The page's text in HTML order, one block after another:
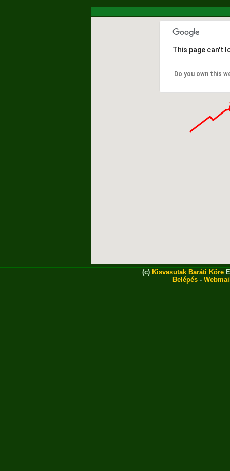
This page can't
Do you own this
(c) Kisvasutak Baráti Köre
Belépés -